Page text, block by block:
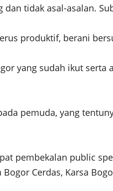
tidak asal-asalan.
produktif, berani
yang sudah ikut serta
pemuda, yang
pembekalan public
Cerdas, Karsa